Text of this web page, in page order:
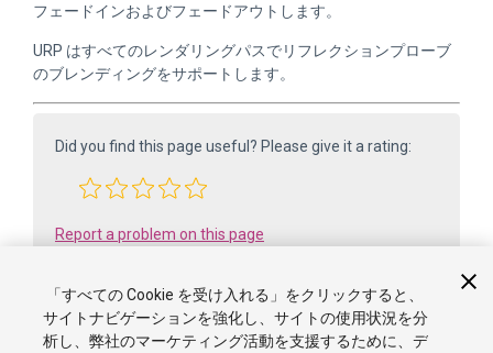
フェードインおよびフェードアウトします。
URP はすべてのレンダリングパスでリフレクションプローブ
のブレンディングをサポートします。
Did you find this page useful? Please give it a rating:
Report a problem on this page
「すべての Cookie を受け入れる」をクリックすると、
サイトナビゲーションを強化し、サイトの使用状況を分
析し、弊社のマーケティング活動を支援するために、デ